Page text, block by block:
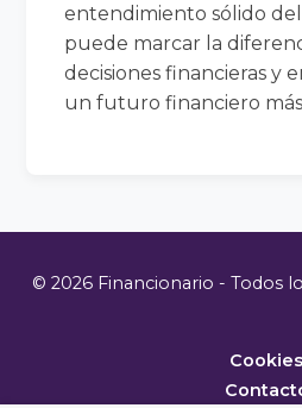
entendimiento sólido
puede marcar la
decisiones financieras y
un futuro financiero
© 2026 Financionario - Todos
Cookies